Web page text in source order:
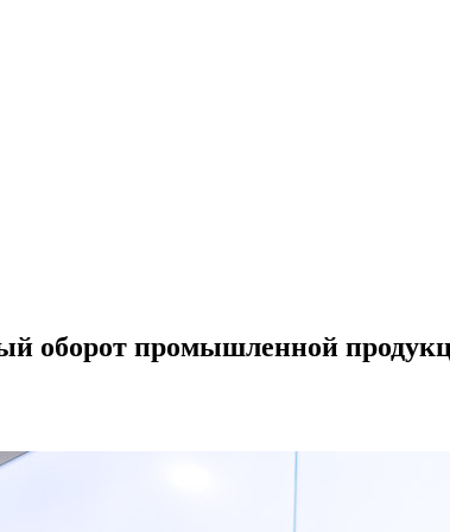
оборот промышленной